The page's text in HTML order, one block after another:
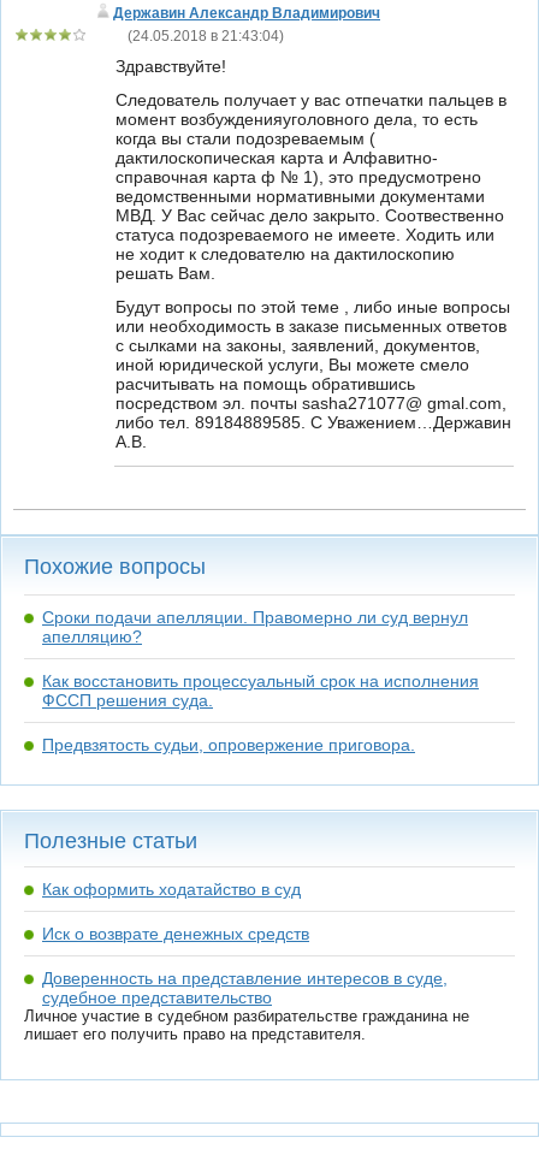
Державин Александр Владимирович
(24.05.2018 в 21:43:04)
Здравствуйте!
Следователь получает у вас отпечатки пальцев в
момент возбужденияуголовного дела, то есть
когда вы стали подозреваемым (
дактилоскопическая карта и Алфавитно-
справочная карта ф № 1), это предусмотрено
ведомственными нормативными документами
МВД. У Вас сейчас дело закрыто. Соотвественно
статуса подозреваемого не имеете. Ходить или
не ходит к следователю на дактилоскопию
решать Вам.
Будут вопросы по этой теме , либо иные вопросы
или необходимость в заказе письменных ответов
с сылками на законы, заявлений, документов,
иной юридической услуги, Вы можете смело
расчитывать на помощь обратившись
посредством эл. почты sasha271077@ gmal.com,
либо тел. 89184889585. С Уважением…Державин
А.В.
Похожие вопросы
Сроки подачи апелляции. Правомерно ли суд вернул
апелляцию?
Как восстановить процессуальный срок на исполнения
ФССП решения суда.
Предвзятость судьи, опровержение приговора.
Полезные статьи
Как оформить ходатайство в суд
Иск о возврате денежных средств
Доверенность на представление интересов в суде,
судебное представительство
Личное участие в судебном разбирательстве гражданина не
лишает его получить право на представителя.